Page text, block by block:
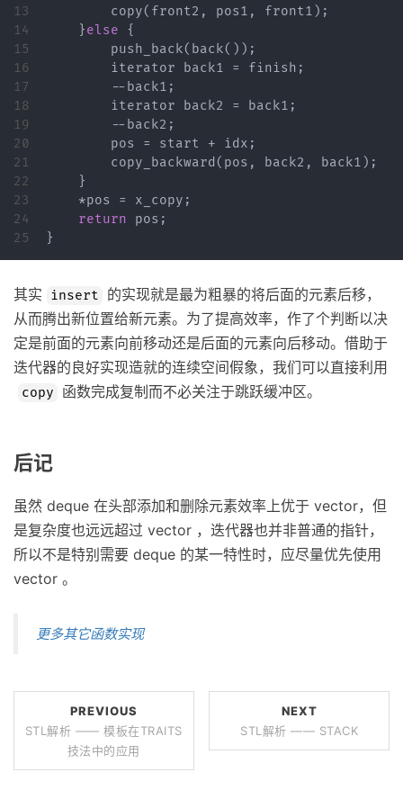
13
14
15
16
17
18
19
20
21
22
23
24
copy( front2 , pos1 , front1 );
}else
{
push_back( back());
iterator
back1 = finish ;
-- back1 ;
iterator
back2 = back1 ;
-- back2 ;
pos
= start + idx ;
copy_backward ( pos , back2 , back1 );
}
*pos = x_copy ;
return
pos ;
}
其实 insert
的实现就是最为粗暴的将后面的元素后移，
从而腾出新位置给新元素。为了提高效率，作了个判断以决
定是前面的元素向前移动还是后面的元素向后移动。借助于
迭代器的良好实现造就的连续空间假象，我们可以直接利用
copy 函数完成复制而不必关注于跳跃缓冲区。
后记
虽然 deque 在头部添加和删除元素效率上优于 vector，但
是复杂度也远远超过 vector ，迭代器也并非普通的指针，
所以不是特别需要 deque 的某一特性时，应尽量优先使用
vector 。
更多其它函数实现
PREVIOUS
STL解析 —— 模板在TRAITS
技法中的应用
NEXT
STL解析 —— STACK